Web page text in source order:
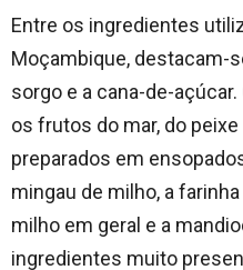
Entre os ingredientes
Moçambique, destacam-
sorgo e a cana-de-
os frutos do mar, do
preparados em
mingau de milho, a
milho em geral e a
ingredientes muito